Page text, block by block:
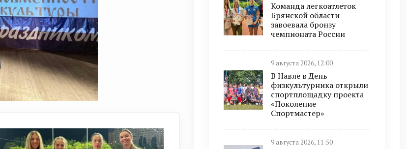
Команда легкоатлеток
Брянской области
завоевала бронзу
чемпионата России
9 августа 2026, 12:00
В Навле в День
физкультурника открыли
спортплощадку проекта
«Поколение
Спортмастер»
9 августа 2026, 11:50